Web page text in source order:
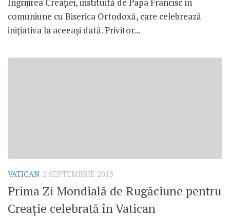
comuniune cu Biserica Ortodoxă, care celebrează
inițiativa la aceeași dată. Privitor...
VATICAN 2 SEPTEMBRIE 2015
Prima Zi Mondială de Rugăciune pentru
Creație celebrată în Vatican